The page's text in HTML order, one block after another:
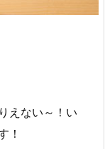
えない～！い
！